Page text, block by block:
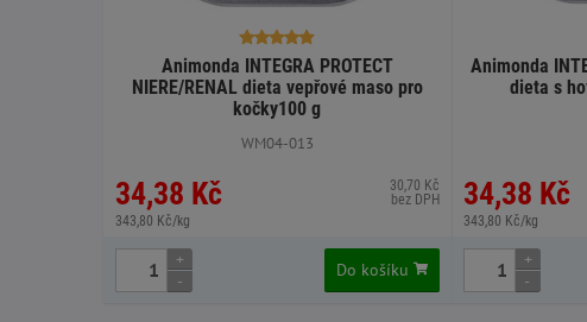
Animonda INTEGRA PROTECT
NIERE/RENAL dieta vepřové maso pro
kočky100 g
WM04-013
34,38 Kč
343,80 Kč/kg
30,70 Kč
bez DPH
+
-
Do košíku
Animonda
dieta s
34,38 Kč
343,80 Kč/kg
+
-